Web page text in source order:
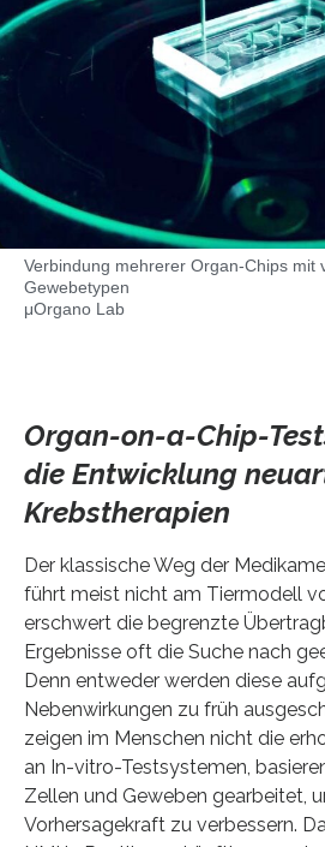
Verbindung mehrerer Organ-Chips mit
Gewebetypen
μOrgano Lab
Organ-on-a-Chip-
die Entwicklung
Krebstherapien
Der klassische Weg der
führt meist nicht am Tiermodell
erschwert die begrenzte
Ergebnisse oft die Suche nach
Denn entweder werden diese
Nebenwirkungen zu früh
zeigen im Menschen nicht die
an In-vitro-Testsystemen,
Zellen und Geweben gearbeitet,
Vorhersagekraft zu verbessern.